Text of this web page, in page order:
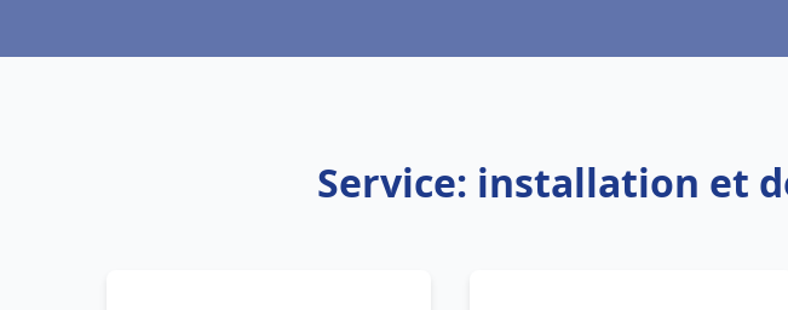
Service: installation et